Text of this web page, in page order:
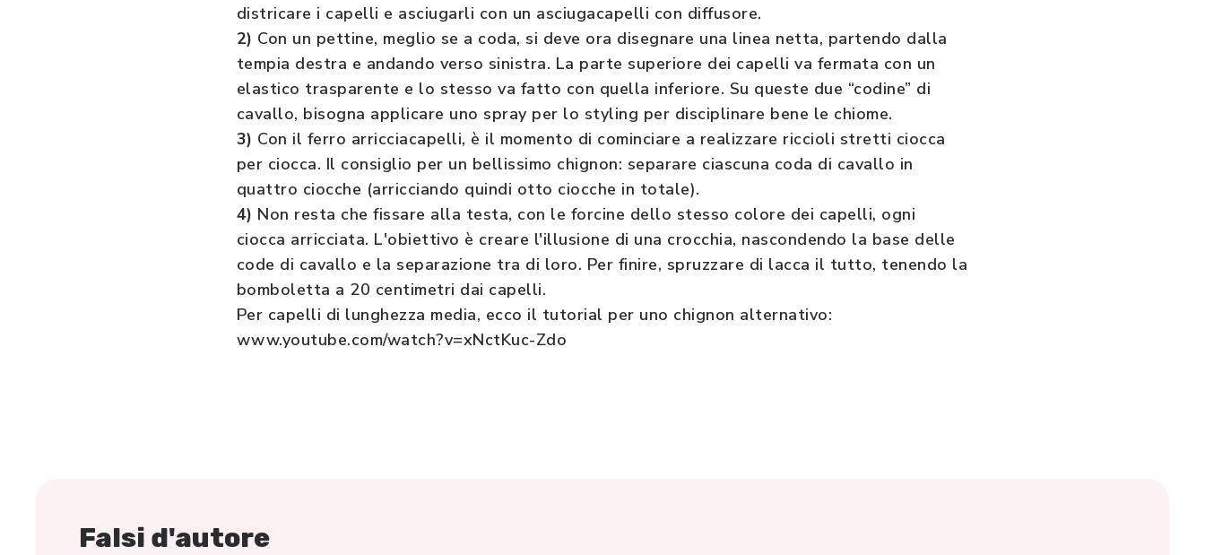
districare i capelli e asciugarli con un asciugacapelli con diffusore.
2) Con un pettine, meglio se a coda, si deve ora disegnare una linea netta, partendo dalla
tempia destra e andando verso sinistra. La parte superiore dei capelli va fermata con un
elastico trasparente e lo stesso va fatto con quella inferiore. Su queste due “codine” di
cavallo, bisogna applicare uno spray per lo styling per disciplinare bene le chiome.
3) Con il ferro arricciacapelli, è il momento di cominciare a realizzare riccioli stretti ciocca
per ciocca. Il consiglio per un bellissimo chignon: separare ciascuna coda di cavallo in
quattro ciocche (arricciando quindi otto ciocche in totale).
4) Non resta che fissare alla testa, con le forcine dello stesso colore dei capelli, ogni
ciocca arricciata. L'obiettivo è creare l'illusione di una crocchia, nascondendo la base delle
code di cavallo e la separazione tra di loro. Per finire, spruzzare di lacca il tutto, tenendo la
bomboletta a 20 centimetri dai capelli.
Per capelli di lunghezza media, ecco il tutorial per uno chignon alternativo:
www.youtube.com/watch?v=xNctKuc-Zdo
Falsi d'autore